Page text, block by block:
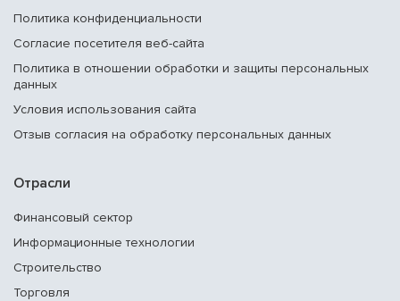
Политика конфиденциальности
Согласие посетителя веб-сайта
Политика в отношении обработки и защиты персональных
данных
Условия использования сайта
Отзыв согласия на обработку персональных данных
Отрасли
Финансовый сектор
Информационные технологии
Строительство
Торговля